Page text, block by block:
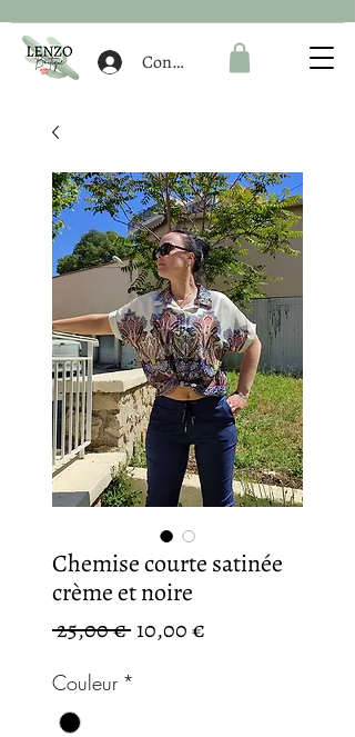
Connexion
Chemise courte satinée
crème et noire
25,00 € Prix
10,00 €
Couleur *